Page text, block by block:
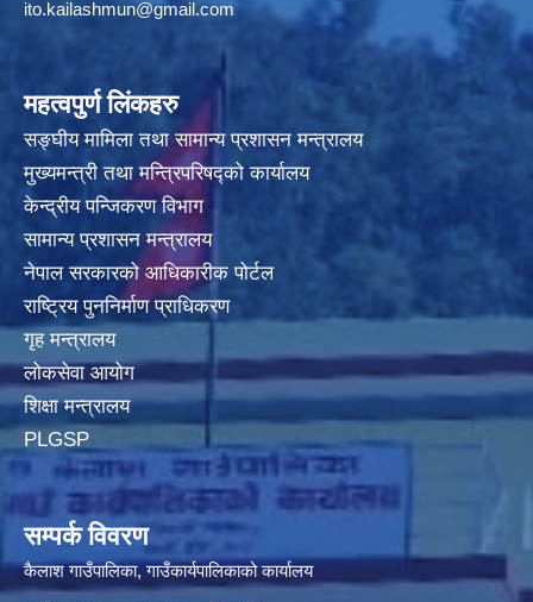
ito.kailashmun@gmail.com
महत्वपुर्ण लिंकहरु
सङ्घीय मामिला तथा सामान्य प्रशासन मन्त्रालय
मुख्यमन्त्री तथा मन्त्रिपरिषद्‍को कार्यालय
केन्द्रीय पन्जिकरण विभाग
सामान्य प्रशासन मन्त्रालय
नेपाल सरकारको आधिकारीक पोर्टल
राष्ट्रिय पुननिर्माण प्राधिकरण
गृह मन्त्रालय
लोकसेवा आयोग
शिक्षा मन्त्रालय
PLGSP
सम्पर्क विवरण
कैलाश गाउँपालिका, गाउँकार्यपालिकाको कार्यालय